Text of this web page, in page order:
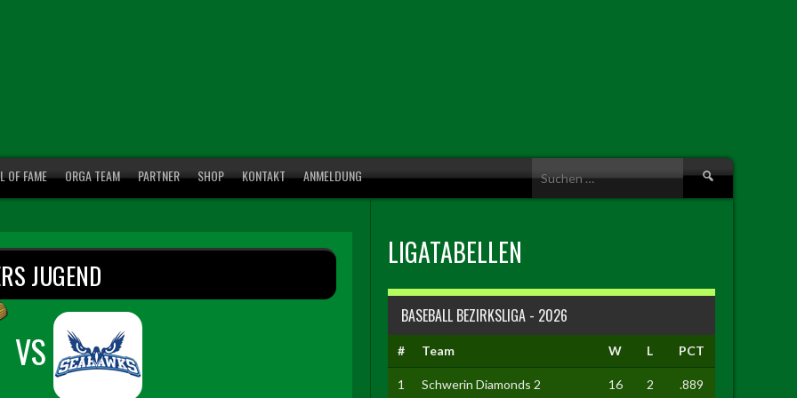
OF FAME ORGA TEAM PARTNER SHOP KONTAKT ANMELDUNG
Suche
JUGEND
VS
LIGATABELLEN
BASEBALL BEZIRKSLIGA - 2026
# Team W L PCT
1 Schwerin Diamonds 2 16 2 .889